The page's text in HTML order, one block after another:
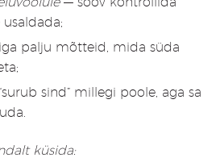
palju mõtteid, mida süda
sind” millegi poole, aga sa
küsida: